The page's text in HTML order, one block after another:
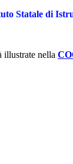
Statale di
illustrate nella